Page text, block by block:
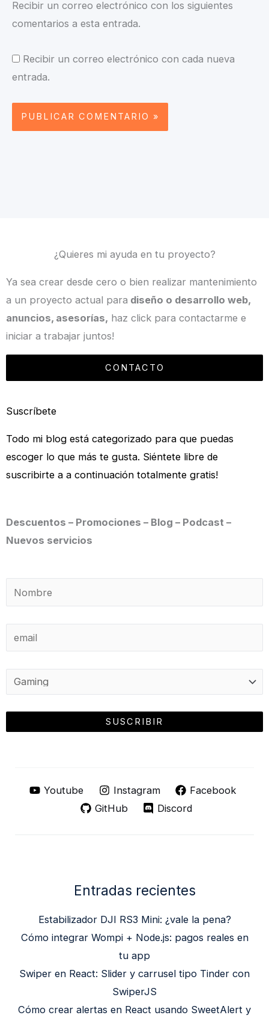
Recibir un correo electrónico con los siguientes
comentarios a esta entrada.
Recibir un correo electrónico con cada nueva
entrada.
¿Quieres mi ayuda en tu proyecto?
Ya sea crear desde cero o bien realizar mantenimiento
a un proyecto actual para diseño o desarrollo web,
anuncios, asesorías, haz click para contactarme e
iniciar a trabajar juntos!
CONTACTO
Suscríbete
Todo mi blog está categorizado para que puedas
escoger lo que más te gusta. Siéntete libre de
suscribirte a a continuación totalmente gratis!
Descuentos – Promociones – Blog – Podcast –
Nuevos servicios
Youtube Instagram
Facebook
GitHub
Discord
Entradas recientes
Estabilizador DJI RS3 Mini: ¿vale la pena?
Cómo integrar Wompi + Node.js: pagos reales en
tu app
Swiper en React: Slider y carrusel tipo Tinder con
SwiperJS
Cómo crear alertas en React usando SweetAlert y